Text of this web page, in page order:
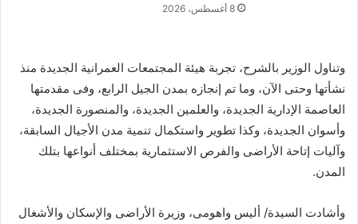
8 أغسطس، 2026
وتناول الوزير بالشرح، تجربة هيئة المجتمعات العمرانية الجديدة منذ
نشأتها وحتى الآن، وما تم إنجازه بمدن الجيل الرابع، وفى مقدمتها
العاصمة الإدارية الجديدة، والعلمين الجديدة، والمنصورة الجديدة،
وأسوان الجديدة، وكذا تطوير واستكمال تنمية مدن الأجيال السابقة،
وآليات إتاحة الأراضى والفرص الاستثمارية بمختلف أنواعها بتلك
المدن.
وأشادت السيدة/ أليس واهومى، وزيرة الأراضى والإسكان والأشغال